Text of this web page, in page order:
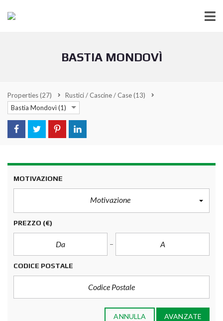
BASTIA MONDOVÌ
Properties(27) Rustici / Cascine / Case(13)
Bastia Mondovì (1)
MOTIVAZIONE
Motivazione
PREZZO (€)
CODICE POSTALE
ANNULLA AVANZATE